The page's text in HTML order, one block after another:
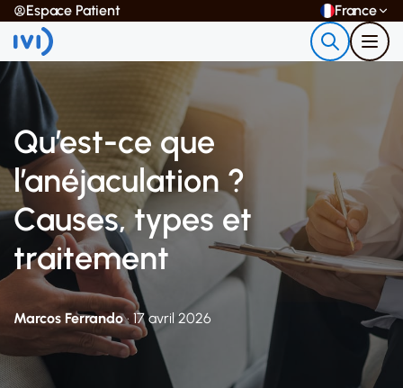
Espace Patient France
Qu’est-ce que
l’anéjaculation ?
Causes, types et
traitement
Marcos Ferrando· 17 avril 2026